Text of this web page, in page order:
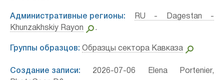
Административные регионы:
RU - Dagestan -
Khunzakhskiy Rayon
.
Группы образцов: Образцы сектора Кавказа
Создание записи: 2026-07-06 Elena Portenier,